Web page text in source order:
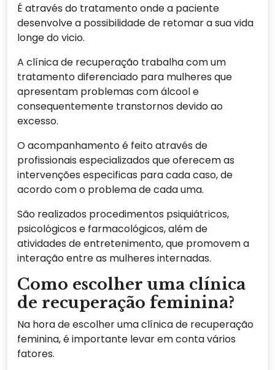
É através do tratamento onde a paciente
desenvolve a possibilidade de retomar a sua vida
longe do vicio.
A clínica de recuperação trabalha com um
tratamento diferenciado para mulheres que
apresentam problemas com álcool e
consequentemente transtornos devido ao
excesso.
O acompanhamento é feito através de
profissionais especializados que oferecem as
intervenções especificas para cada caso, de
acordo com o problema de cada uma.
São realizados procedimentos psiquiátricos,
psicológicos e farmacológicos, além de
atividades de entretenimento, que promovem a
interação entre as mulheres internadas.
Como escolher uma clínica
de recuperação feminina?
Na hora de escolher uma clínica de recuperação
feminina, é importante levar em conta vários
fatores.